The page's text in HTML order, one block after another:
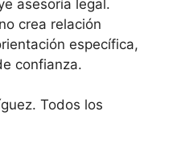
asesoría legal.
crea relación
específica,
confianza.
Todos los